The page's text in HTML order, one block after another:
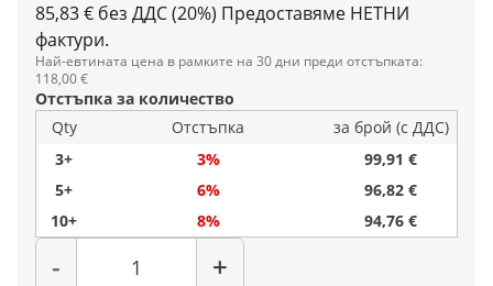
85,83 € без ДДС (20%) Предоставяме НЕТНИ
фактури.
Най-евтината цена в рамките на 30 дни преди отстъпката:
118,00 €
Отстъпка за количество
Qty
Отстъпка
за брой (с ДДС)
3+
3%
99,91 €
5+
6%
96,82 €
10+
8% 94,76 €
-
Количество
+